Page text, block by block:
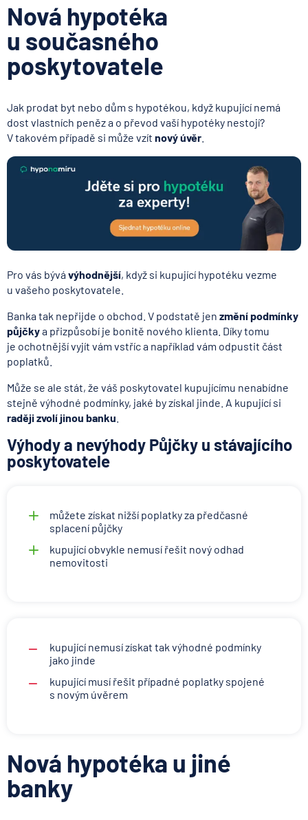
Nová hypotéka
u současného
poskytovatele
Jak prodat byt nebo dům s hypotékou, když kupující nemá
dost vlastních peněz a o převod vaší hypotéky nestojí?
V takovém případě si může vzít nový úvěr
Pro vás bývá výhodnější, když si kupující hypotéku vezme
u vašeho poskytovatele.
Banka tak nepřijde o obchod. V podstatě jen změní podmínky
půjčkya přizpůsobí je bonitě nového klienta. Díky tomu
je ochotnější vyjít vám vstříc a například vám odpustit část
poplatků.
Může se ale stát, že váš poskytovatel kupujícímu nenabídne
stejně výhodné podmínky, jaké by získal jinde. A kupující si
raději zvolí jinou banku
Výhody a nevýhody Půjčky u stávajícího
poskytovatele
můžete získat nižší poplatky za předčasné
splacení půjčky
kupující obvykle nemusí řešit nový odhad
nemovitosti
kupující nemusí získat tak výhodné podmínky
jako jinde
kupující musí řešit případné poplatky spojené
s novým úvěrem
Nová hypotéka u jiné
banky